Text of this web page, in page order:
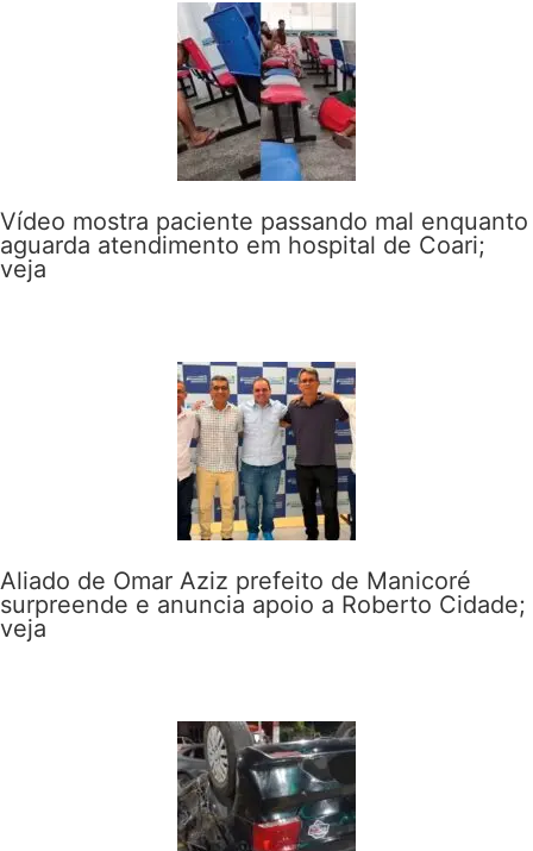
Vídeo mostra paciente passando mal enquanto
aguarda atendimento em hospital de Coari;
veja
Aliado de Omar Aziz prefeito de Manicoré
surpreende e anuncia apoio a Roberto Cidade;
veja